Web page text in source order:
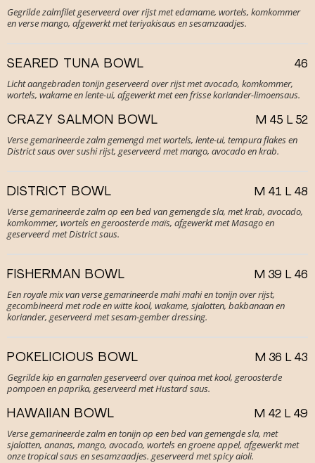
Gegrilde zalmfilet geserveerd over rijst met edamame, wortels, komkommer
en verse mango, afgewerkt met teriyakisaus en sesamzaadjes.
SEARED TUNA BOWL 46
Licht aangebraden tonijn geserveerd over rijst met avocado, komkommer,
wortels, wakame en lente-ui, afgewerkt met een frisse koriander-limoensaus.
CRAZY SALMON BOWL M 45 L 52
Verse gemarineerde zalm gemengd met wortels, lente-ui, tempura flakes en
District saus over sushi rijst, geserveerd met mango, avocado en krab.
DISTRICT BOWL M 41 L 48
Verse gemarineerde zalm op een bed van gemengde sla, met krab, avocado,
komkommer, wortels en geroosterde maïs, afgewerkt met Masago en
geserveerd met District saus.
FISHERMAN BOWL M 39 L 46
Een royale mix van verse gemarineerde mahi mahi en tonijn over rijst,
gecombineerd met rode en witte kool, wakame, sjalotten, bakbanaan en
koriander, geserveerd met sesam-gember dressing.
POKELICIOUS BOWL M 36 L 43
Gegrilde kip en garnalen geserveerd over quinoa met kool, geroosterde
pompoen en paprika, geserveerd met Hustard saus.
HAWAIIAN BOWL M 42 L 49
Verse gemarineerde zalm en tonijn op een bed van gemengde sla, met
sjalotten, ananas, mango, avocado, wortels en groene appel, afgewerkt met
onze tropical saus en sesamzaadjes. geserveerd met spicy aioli.